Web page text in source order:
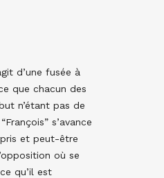
d’une fusée à
que chacun des
n’étant pas de
s’avance
et peut-être
où se
qu’il est